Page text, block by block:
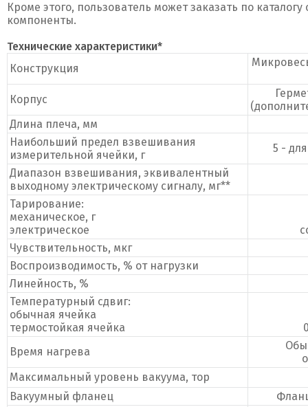
Кроме этого, пользователь может заказать по
компоненты.
Технические характеристики*
Конструкция
Корпус
Длина плеча, мм
Наибольший предел взвешивания
измерительной ячейки, г
5 -
Диапазон взвешивания, эквивалентный
выходному электрическому сигналу, мг**
Тарирование:
механическое, г
электрическое
Чувствительность, мкг
Воспроизводимость, % от нагрузки
Линейность, %
Температурный сдвиг:
обычная ячейка
термостойкая ячейка
Время нагрева
Максимальный уровень вакуума, тор
Вакуумный фланец